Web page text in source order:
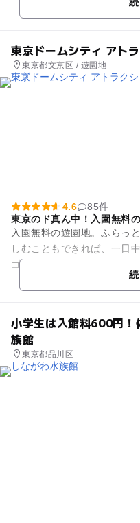
める施設になっています。...
東京ドームシティ アト
東京都文京区 / 遊園地
4.6
85件
東京のド真ん中！入園無料
入園無料の遊園地。ふらっ
しむこともできれば、一日
ゴンドラ内でカラオケも楽
グ・オー」、その観覧車...
小学生は入館料600円！
族館
東京都品川区